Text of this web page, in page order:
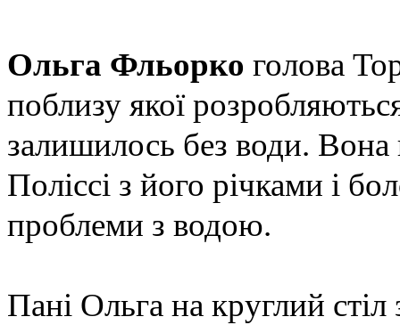
Ольга Фльорко голова
поблизу якої
залишилось без води. Вона
Поліссі з його річками і
проблеми з водою.
Пані Ольга на круглий